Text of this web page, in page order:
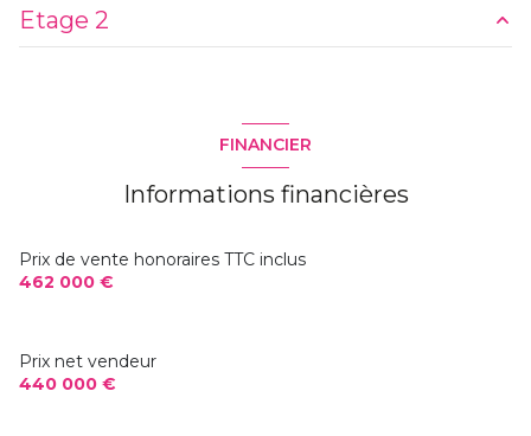
Etage 2
FINANCIER
Informations financières
Prix de vente honoraires TTC inclus
462 000 €
Prix net vendeur
440 000 €